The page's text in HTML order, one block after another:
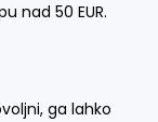
nad 50 EUR.
ga lahko